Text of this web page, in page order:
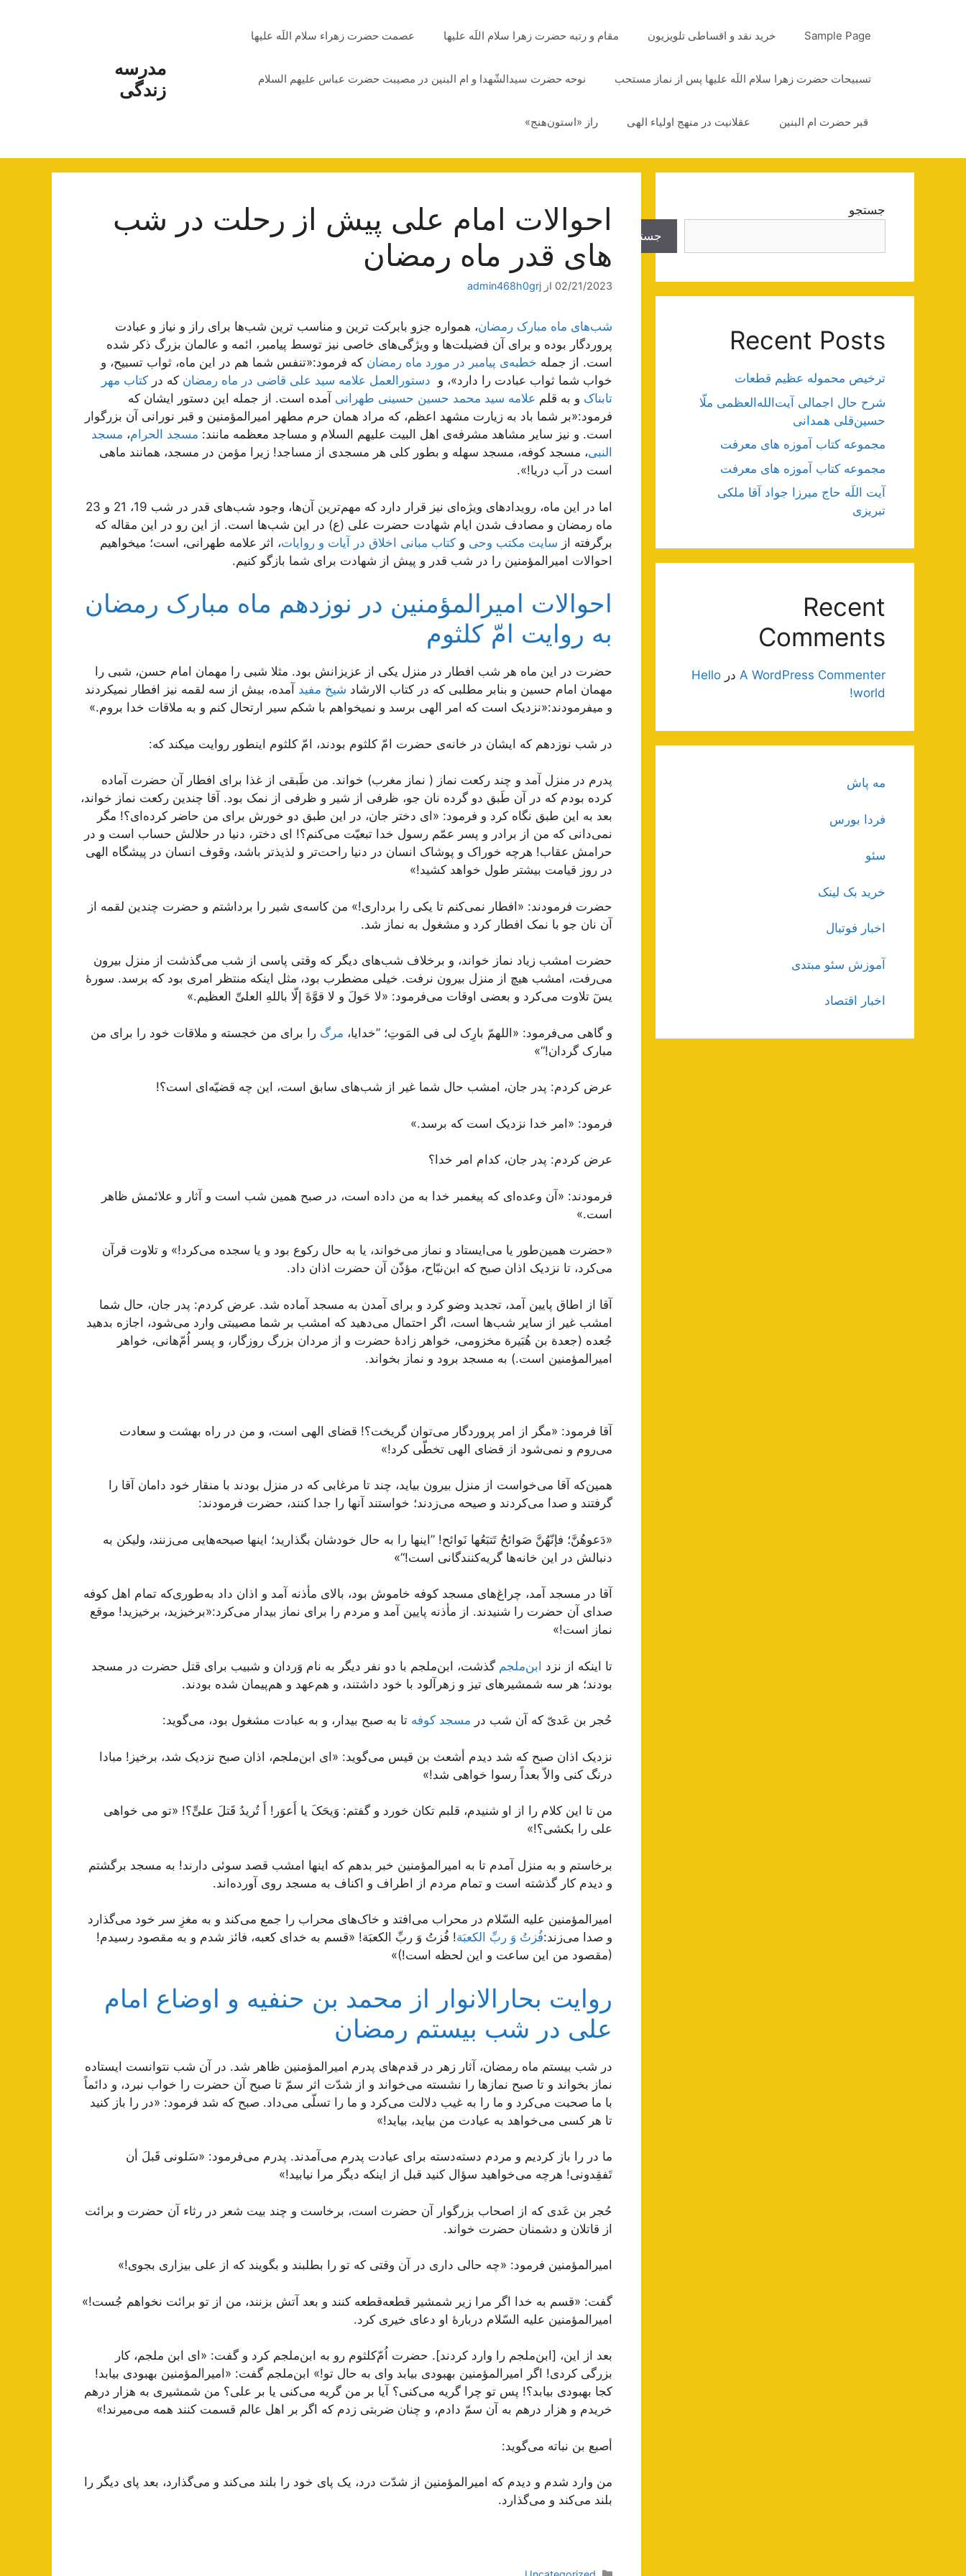
مدرسه
زندگی
Sample Page خرید نقد و اقساطی تلویزیون مقام و رتبه حضرت زهرا سلام اللَه علیها عصمت حضرت زهراء سلام اللَه علیها
تسبیحات حضرت زهرا سلام اللَه علیها پس از نماز مستحب نوحه حضرت سیدالشّهدا و ام البنین در مصیبت حضرت عباس علیهم السلام
قبر حضرت ام البنین عقلانیت در منهج اولیاء الهی راز «استون‌هنج»
احوالات امام علی پیش از رحلت در شب
های قدر ماه رمضان
02/21/2023 از admin468h0grj
شب‌های ماه مبارک رمضان، همواره جزو بابرکت ترین و مناسب ترین شب‌ها برای راز و نیاز و عبادت
پروردگار بوده و برای آن فضیلت‌ها و ویژگی‌های خاصی نیز توسط پیامبر، ائمه و عالمان بزرگ ذکر شده
است. از جمله خطبه‌ی پیامبر در مورد ماه رمضان که فرمود:«تنفس شما هم در این ماه، ثواب تسبیح، و
خواب شما ثواب عبادت را دارد»، و دستورالعمل علامه سید علی قاضی در ماه رمضان که در کتاب مهر
تابناک و به قلم علامه سید محمد حسین حسینی طهرانی آمده است. از جمله این دستور ایشان که
فرمود:«بر شما باد به زیارت مشهد اعظم، که مراد همان حرم مطهر امیرالمؤمنین و قبر نورانی آن بزرگوار
است. و نیز سایر مشاهد مشرفه‌ی اهل البیت علیهم السلام و مساجد معظمه مانند: مسجد الحرام، مسجد
النبی، مسجد کوفه، مسجد سهله و بطور کلی هر مسجدی از مساجد! زیرا مؤمن در مسجد، همانند ماهی
است در آب دریا!».
اما در این ماه، رویدادهای ویژه‌ای نیز قرار دارد که مهم‌ترین آن‌ها، وجود شب‌های قدر در شب 19، 21 و 23
ماه رمضان و مصادف شدن ایام شهادت حضرت علی (ع) در این شب‌ها است. از این رو در این مقاله که
برگرفته از سایت مکتب وحی و کتاب مبانی اخلاق در آیات و روایات، اثر علامه طهرانی، است؛ میخواهیم
احوالات امیرالمؤمنین را در شب قدر و پیش از شهادت برای شما بازگو کنیم.
احوالات امیرالمؤمنین در نوزدهم ماه مبارک رمضان
به روایت امّ کلثوم
حضرت در این ماه هر شب افطار در منزل یکی از عزیزانش بود. مثلا شبی را مهمان امام حسن، شبی را
مهمان امام حسین و بنابر مطلبی که در کتاب الارشاد شیخ مفید آمده، بیش از سه لقمه نیز افطار نمیکردند
و میفرمودند:«نزدیک است که امر الهی برسد و نمیخواهم با شکم سیر ارتحال کنم و به ملاقات خدا بروم.»
در شب نوزدهم که ایشان در خانه‌ی حضرت امّ کلثوم بودند، امّ کلثوم اینطور روایت میکند که:
پدرم در منزل آمد و چند رکعت نماز ( نماز مغرب) خواند. من طَبقی از غذا برای افطار آن حضرت آماده
کرده بودم که در آن طَبق دو گرده نان جو، ظرفی از شیر و ظرفی از نمک بود. آقا چندین رکعت نماز خواند،
بعد به این طبق نگاه کرد و فرمود: «ای دختر جان، در این طبق دو خورش برای من حاضر کرده‌ای؟! مگر
نمی‌دانی که من از برادر و پسر عمّم رسول خدا تبعیّت می‌کنم؟! ای دختر، دنیا در حلالش حساب است و در
حرامش عقاب! هرچه خوراک و پوشاک انسان در دنیا راحت‌تر و لذیذتر باشد، وقوف انسان در پیشگاه الهی
در روز قیامت بیشتر طول خواهد کشید!»
حضرت فرمودند: «افطار نمی‌کنم تا یکی را برداری!» من کاسه‌ی شیر را برداشتم و حضرت چندین لقمه از
آن نان جو با نمک افطار کرد و مشغول به نماز شد.
حضرت امشب زیاد نماز خواند، و برخلاف شب‌های دیگر که وقتی پاسی از شب می‌گذشت از منزل بیرون
می‌رفت، امشب هیچ از منزل بیرون نرفت. خیلی مضطرب بود، مثل اینکه منتظر امری بود که برسد. سورۀ
یسٓ تلاوت می‌کرد و بعضی اوقات می‌فرمود: «لا حَولَ و لا قوَّةَ إلّا باللهِ العلیِّ العظیم.»
و گاهی می‌فرمود: «اللهمّ بارِک لی فی المَوتِ؛ ”خدایا، مرگ را برای من خجسته و ملاقات خود را برای من
مبارک گردان!“»
عرض کردم: پدر جان، امشب حال شما غیر از شب‌های سابق است، این چه قضیّه‌ای است؟!
فرمود: «امر خدا نزدیک است که برسد.»
عرض کردم: پدر جان، کدام امر خدا؟
فرمودند: «آن وعده‌ای که پیغمبر خدا به من داده است، در صبح همین شب است و آثار و علائمش ظاهر
است.»
«حضرت همین‌طور یا می‌ایستاد و نماز می‌خواند، یا به حال رکوع بود و یا سجده می‌کرد!» و تلاوت قرآن
می‌کرد، تا نزدیک اذان صبح که ابن‌نبّاح، مؤذّن آن حضرت اذان داد.
آقا از اطاق پایین آمد، تجدید وضو کرد و برای آمدن به مسجد آماده شد. عرض کردم: پدر جان، حال شما
امشب غیر از سایر شب‌ها است، اگر احتمال می‌دهید که امشب بر شما مصیبتی وارد می‌شود، اجازه بدهید
جُعده (جعدة بن هُبَیرة مخزومی، خواهر زادۀ حضرت و از مردان بزرگ روزگار، و پسر اُمّ‌هانی، خواهر
امیرالمؤمنین است.) به مسجد برود و نماز بخواند.
آقا فرمود: «مگر از امر پروردگار می‌توان گریخت؟! قضای الهی است، و من در راه بهشت و سعادت
می‌روم و نمی‌شود از قضای الهی تخطّی کرد!»
همین‌که آقا می‌خواست از منزل بیرون بیاید، چند تا مرغابی که در منزل بودند با منقار خود دامان آقا را
گرفتند و صدا می‌کردند و صیحه می‌زدند؛ خواستند آنها را جدا کنند، حضرت فرمودند:
«دَعوهُنَّ؛ فإنّهُنَّ صَوائحُ تَتبَعُها نَوائح! ”اینها را به حال خودشان بگذارید؛ اینها صیحه‌هایی می‌زنند، ولیکن به
دنبالش در این خانه‌ها گریه‌کنندگانی است!“»
آقا در مسجد آمد، چراغ‌های مسجد کوفه خاموش بود، بالای مأذنه آمد و اذان داد به‌طوری‌که تمام اهل کوفه
صدای آن حضرت را شنیدند. از مأذنه پایین آمد و مردم را برای نماز بیدار می‌کرد:«برخیزید، برخیزید! موقع
نماز است!»
تا اینکه از نزد ابن‌ملجم گذشت، ابن‌ملجم با دو نفر دیگر به نام وَردان و شبیب برای قتل حضرت در مسجد
بودند؛ هر سه شمشیرهای تیز و زهرآلود با خود داشتند، و هم‌عهد و هم‌پیمان شده بودند.
حُجر بن عَدیّ که آن شب در مسجد کوفه تا به صبح بیدار، و به عبادت مشغول بود، می‌گوید:
نزدیک اذان صبح که شد دیدم أشعث بن قیس می‌گوید: «ای ابن‌ملجم، اذان صبح نزدیک شد، برخیز! مبادا
درنگ کنی والاّ بعداً رسوا خواهی شد!»
من تا این کلام را از او شنیدم، قلبم تکان خورد و گفتم: وَیحَکَ یا أَعوَر! أَ تُریدُ قَتلَ علیٍّ؟! «تو می خواهی
علی را بکشی؟!»
برخاستم و به منزل آمدم تا به امیرالمؤمنین خبر بدهم که اینها امشب قصد سوئی دارند! به مسجد برگشتم
و دیدم کار گذشته است و تمام مردم از اطراف و اکناف به مسجد روی آورده‌اند.
امیرالمؤمنین علیه السّلام در محراب می‌افتد و خاک‌های محراب را جمع می‌کند و به مغزِ سر خود می‌گذارد
و صدا می‌زند:فُزتُ وَ ربِّ الکعبَة! فُزتُ وَ ربِّ الکعبَة! «قسم به خدای کعبه، فائز شدم و به مقصود رسیدم!
(مقصود من این ساعت و این لحظه است!)»
روایت بحارالانوار از محمد بن حنفیه و اوضاع امام
علی در شب بیستم رمضان
در شب بیستم ماه رمضان، آثار زهر در قدم‌های پدرم امیرالمؤمنین ظاهر شد. در آن شب نتوانست ایستاده
نماز بخواند و تا صبح نمازها را نشسته می‌خواند و از شدّت اثر سمّ تا صبح آن حضرت را خواب نبرد، و دائماً
با ما صحبت می‌کرد و ما را به غیب دلالت می‌کرد و ما را تسلّی می‌داد. صبح که شد فرمود: «در را باز کنید
تا هر کسی می‌خواهد به عیادت من بیاید، بیاید!»
ما در را باز کردیم و مردم دسته‌دسته برای عیادت پدرم می‌آمدند. پدرم می‌فرمود: «سَلونی قَبلَ أن
تَفقِدونی! هرچه می‌خواهید سؤال کنید قبل از اینکه دیگر مرا نیابید!»
حُجر بن عَدی که از اصحاب بزرگوار آن حضرت است، برخاست و چند بیت شعر در رثاء آن حضرت و برائت
از قاتلان و دشمنان حضرت خواند.
امیرالمؤمنین فرمود: «چه حالی داری در آن وقتی که تو را بطلبند و بگویند که از علی بیزاری بجوی!»
گفت: «قسم به خدا اگر مرا زیر شمشیر قطعه‌قطعه کنند و بعد آتش بزنند، من از تو برائت نخواهم جُست!»
امیرالمؤمنین علیه السّلام دربارۀ او دعای خیری کرد.
بعد از این، [ابن‌ملجم را وارد کردند]. حضرت اُمّ‌کلثوم رو به ابن‌ملجم کرد و گفت: «ای ابن ملجم، کار
بزرگی کردی! اگر امیرالمؤمنین بهبودی بیابد وای به حال تو!» ابن‌ملجم گفت: «امیرالمؤمنین بهبودی بیابد!
کجا بهبودی بیابد؟! پس تو چرا گریه می‌کنی؟ آیا بر من گریه می‌کنی یا بر علی؟ من شمشیری به هزار درهم
خریدم و هزار درهم به آن سمّ دادم، و چنان ضربتی زدم که اگر بر اهل عالم قسمت کنند همه می‌میرند!»
أصبع بن نباته می‌گوید:
من وارد شدم و دیدم که امیرالمؤمنین از شدّت درد، یک پای خود را بلند می‌کند و می‌گذارد، بعد پای دیگر را
بلند می‌کند و می‌گذارد.
دسته‌ها
جستجو
جستجو
Recent Posts
ترخیص محموله عظیم قطعات
شرح حال اجمالی آیت‌الله‌العظمی ملّا
حسین‌قلی همدانی
مجموعه کتاب آموزه های معرفت
مجموعه کتاب آموزه های معرفت
آیت اللَه حاج میرزا جواد آقا ملکی
تبریزی
Recent
Comments
A WordPress Commenter در Hello
world!
مه پاش
فردا بورس
سئو
خرید بک لینک
اخبار فوتبال
آموزش سئو مبتدی
اخبار اقتصاد